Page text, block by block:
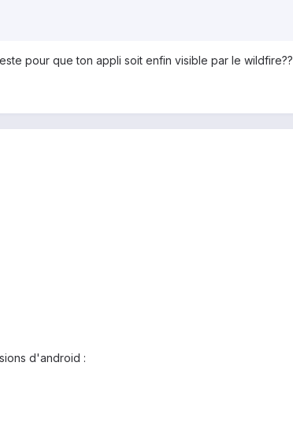
pour que ton appli soit enfin visible par le wildfire??
d'android :